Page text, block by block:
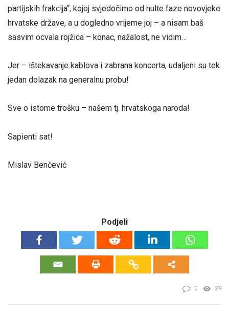
partijskih frakcija“, kojoj svjedočimo od nulte faze novovjeke
hrvatske države, a u dogledno vrijeme joj – a nisam baš
sasvim ocvala rojžica – konac, nažalost, ne vidim…
Jer – ištekavanje kablova i zabrana koncerta, udaljeni su tek
jedan dolazak na generalnu probu!
Sve o istome trošku – našem tj. hrvatskoga naroda!
Sapienti sat!
Mislav Benčević
Podjeli
0 29